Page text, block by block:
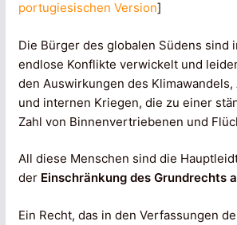
portugiesischen Version]
Die Bürger des globalen Südens sind
endlose Konflikte verwickelt und
den Auswirkungen des
und internen Kriegen, die zu einer
Zahl von Binnenvertriebenen und
All diese Menschen sind die
der Einschränkung des Grundrechts
Ein Recht, das in den Verfassungen